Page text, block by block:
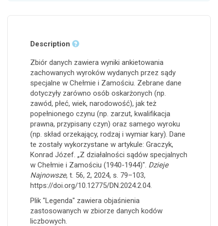
Description
Zbiór danych zawiera wyniki ankietowania
zachowanych wyroków wydanych przez sądy
specjalne w Chełmie i Zamościu. Zebrane dane
dotyczyły zarówno osób oskarżonych (np.
zawód, płeć, wiek, narodowość), jak też
popełnionego czynu (np. zarzut, kwalifikacja
prawna, przypisany czyn) oraz samego wyroku
(np. skład orzekający, rodzaj i wymiar kary). Dane
te zostały wykorzystane w artykule: Graczyk,
Konrad Józef. „Z działalności sądów specjalnych
w Chełmie i Zamościu (1940-1944)". Dzieje
Najnowsze, t. 56, 2, 2024, s. 79–103,
https://doi.org/10.12775/DN.2024.2.04.
Plik "Legenda" zawiera objaśnienia
zastosowanych w zbiorze danych kodów
liczbowych.